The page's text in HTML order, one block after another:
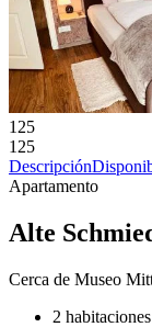
125
125
Descripción
Apartamento
Alte
Cerca de Museo
2 habitaciones